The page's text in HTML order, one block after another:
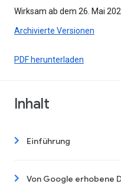
Wirksam ab dem 26. Mai
Archivierte Versionen
PDF herunterladen
Inhalt
Einführung
Von Google erhobene